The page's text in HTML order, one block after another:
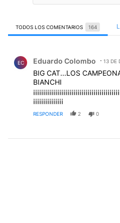
TODOS LOS COMENTARIOS 164
EC Eduardo Colombo 13 DE
BIG CAT...LOS
BIANCHI
¡¡¡¡¡¡¡¡¡¡¡¡¡¡¡
RESPONDER 2 0